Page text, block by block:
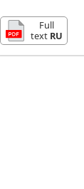
Full
text RU